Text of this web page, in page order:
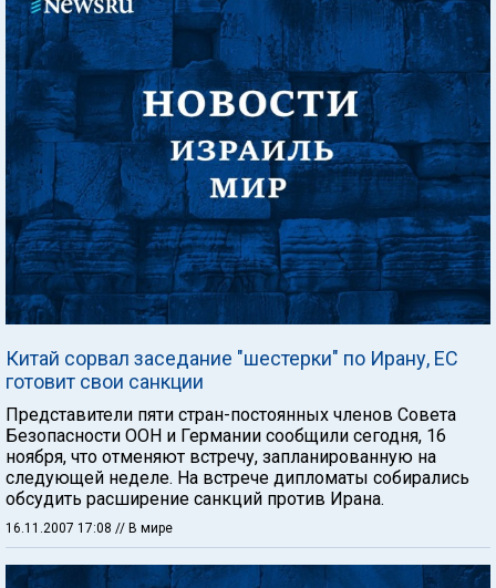
Китай сорвал заседание "шестерки" по Ирану, ЕС
готовит свои санкции
Представители пяти стран-постоянных членов Совета
Безопасности ООН и Германии сообщили сегодня, 16
ноября, что отменяют встречу, запланированную на
следующей неделе. На встрече дипломаты собирались
обсудить расширение санкций против Ирана.
16.11.2007 17:08 // В мире